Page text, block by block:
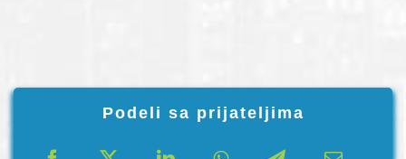
Podeli sa prijateljima